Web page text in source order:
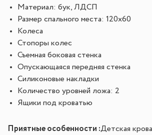
Материал: бук, ЛДСП
Размер спального места: 120x60
Колеса
Стопоры колес
Съемная боковая стенка
Опускающаяся передняя стенка
Силиконовые накладки
Количество уровней ложа: 2
Ящики под кроватью
Приятные особенности :Детская